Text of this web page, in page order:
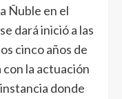
Ñuble en el
dará inició a las
cinco años de
la actuación
donde